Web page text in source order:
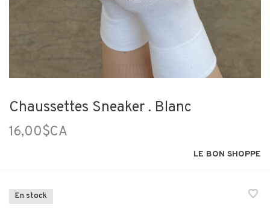
Chaussettes Sneaker . Blanc
16,00$CA
LE BON SHOPPE
En stock